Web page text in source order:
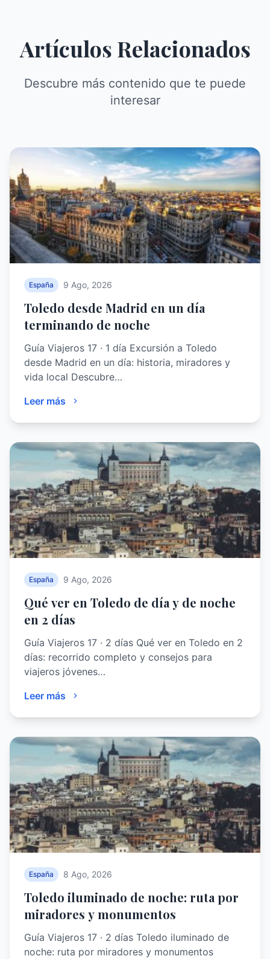
Artículos Relacionados
Descubre más contenido que te puede
interesar
España 9 Ago, 2026
Toledo desde Madrid en un día
terminando de noche
Guía Viajeros 17 · 1 día Excursión a Toledo
desde Madrid en un día: historia, miradores y
vida local Descubre…
Leer más
España 9 Ago, 2026
Qué ver en Toledo de día y de noche
en 2 días
Guía Viajeros 17 · 2 días Qué ver en Toledo en 2
días: recorrido completo y consejos para
viajeros jóvenes…
Leer más
España 8 Ago, 2026
Toledo iluminado de noche: ruta por
miradores y monumentos
Guía Viajeros 17 · 2 días Toledo iluminado de
noche: ruta por miradores y monumentos